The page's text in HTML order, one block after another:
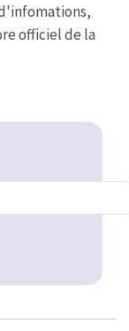
officiel de la